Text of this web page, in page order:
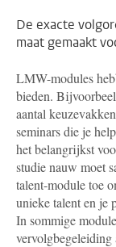
De exacte
maat gemaakt
LMW-modules
bieden.
aantal
seminars die je
het belangrijkst
studie nauw moet
talent-module toe
unieke talent en je
In sommige